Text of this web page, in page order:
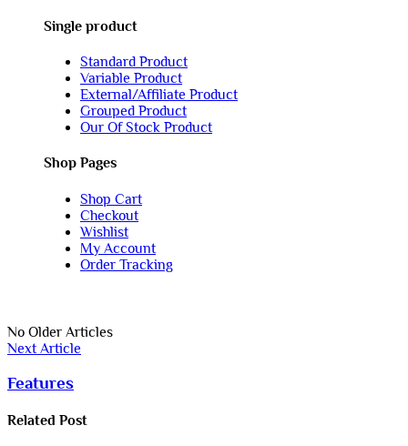
Single product
Standard Product
Variable Product
External/Affiliate Product
Grouped Product
Our Of Stock Product
Shop Pages
Shop Cart
Checkout
Wishlist
My Account
Order Tracking
No Older Articles
Next Article
Features
Related Post